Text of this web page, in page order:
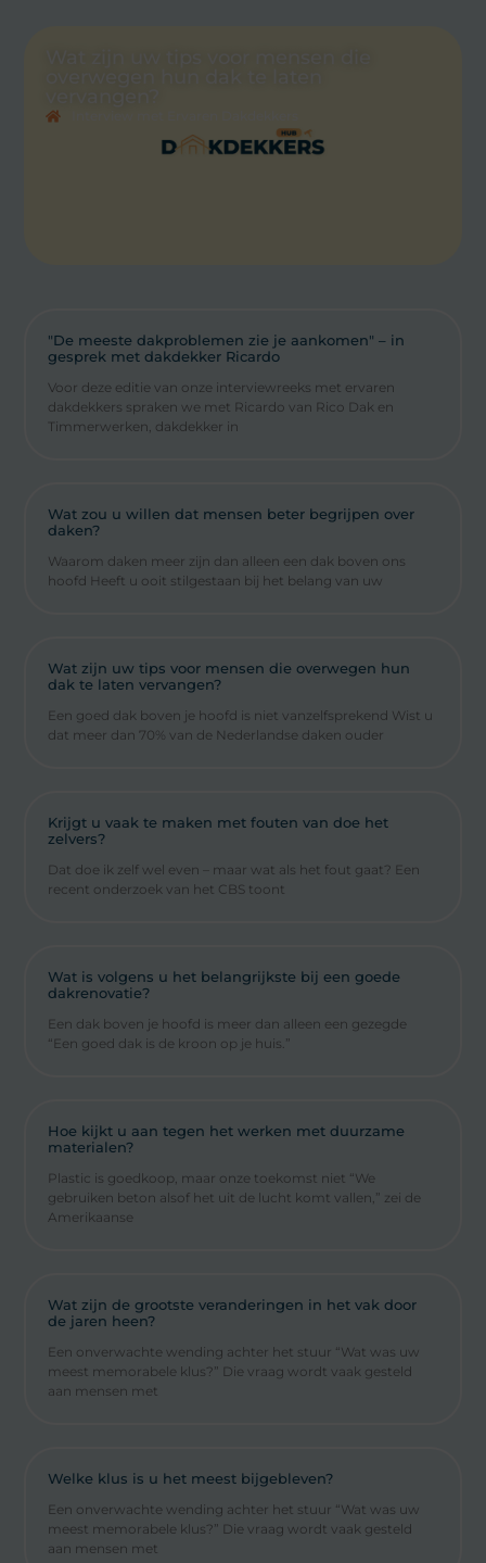
"De meeste dakproblemen zie je aankomen" – in
gesprek met dakdekker Ricardo
Voor deze editie van onze interviewreeks met ervaren
dakdekkers spraken we met Ricardo van Rico Dak en
Timmerwerken, dakdekker in
Wat zou u willen dat mensen beter begrijpen over
daken?
Waarom daken meer zijn dan alleen een dak boven ons
hoofd Heeft u ooit stilgestaan bij het belang van uw
Wat zijn uw tips voor mensen die overwegen hun
dak te laten vervangen?
Een goed dak boven je hoofd is niet vanzelfsprekend Wist u
dat meer dan 70% van de Nederlandse daken ouder
Krijgt u vaak te maken met fouten van doe het
zelvers?
Dat doe ik zelf wel even – maar wat als het fout gaat? Een
recent onderzoek van het CBS toont
Wat is volgens u het belangrijkste bij een goede
dakrenovatie?
Een dak boven je hoofd is meer dan alleen een gezegde
“Een goed dak is de kroon op je huis.”
Hoe kijkt u aan tegen het werken met duurzame
materialen?
Plastic is goedkoop, maar onze toekomst niet “We
gebruiken beton alsof het uit de lucht komt vallen,” zei de
Amerikaanse
Wat zijn de grootste veranderingen in het vak door
de jaren heen?
Een onverwachte wending achter het stuur “Wat was uw
meest memorabele klus?” Die vraag wordt vaak gesteld
aan mensen met
Welke klus is u het meest bijgebleven?
Een onverwachte wending achter het stuur “Wat was uw
meest memorabele klus?” Die vraag wordt vaak gesteld
aan mensen met